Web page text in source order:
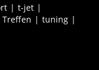
t-jet
Treffen
tuning